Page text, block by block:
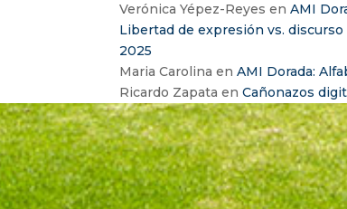
Verónica Yépez-Reyes en AMI
Libertad de expresión vs.
2025
Maria Carolina en AMI Dorada:
Ricardo Zapata en Cañonazos